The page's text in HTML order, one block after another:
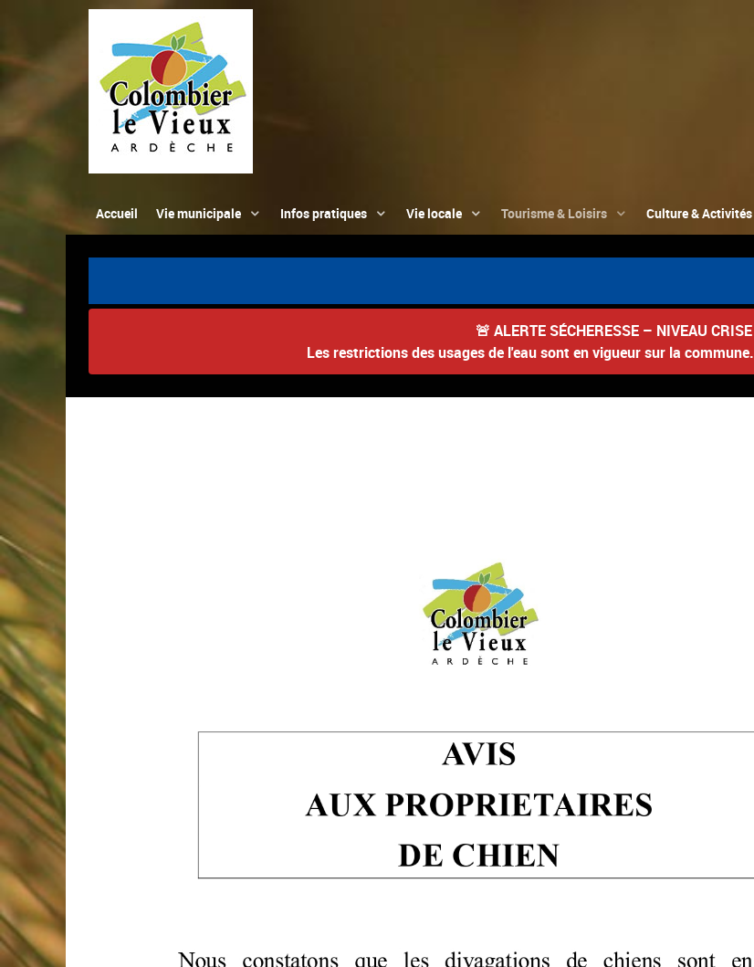
Accueil Vie municipale Infos pratiques Vie locale Tourisme & Loisirs Culture & Activités
🚨 ALERTE SÉCHERESSE – NIVEAU CRISE
Les restrictions des usages de l'eau sont en vigueur sur la commune.